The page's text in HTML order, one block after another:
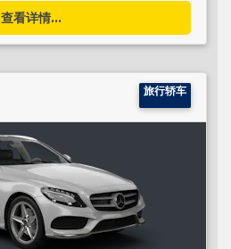
查看详情...
旅行轿车